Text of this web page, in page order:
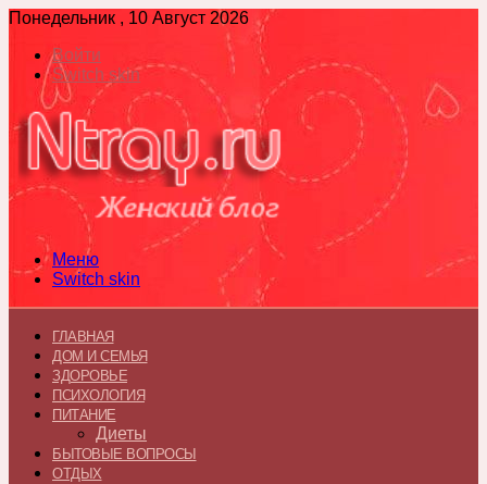
Понедельник , 10 Август 2026
Войти
Switch skin
Меню
Switch skin
ГЛАВНАЯ
ДОМ И СЕМЬЯ
ЗДОРОВЬЕ
ПСИХОЛОГИЯ
ПИТАНИЕ
Диеты
БЫТОВЫЕ ВОПРОСЫ
ОТДЫХ